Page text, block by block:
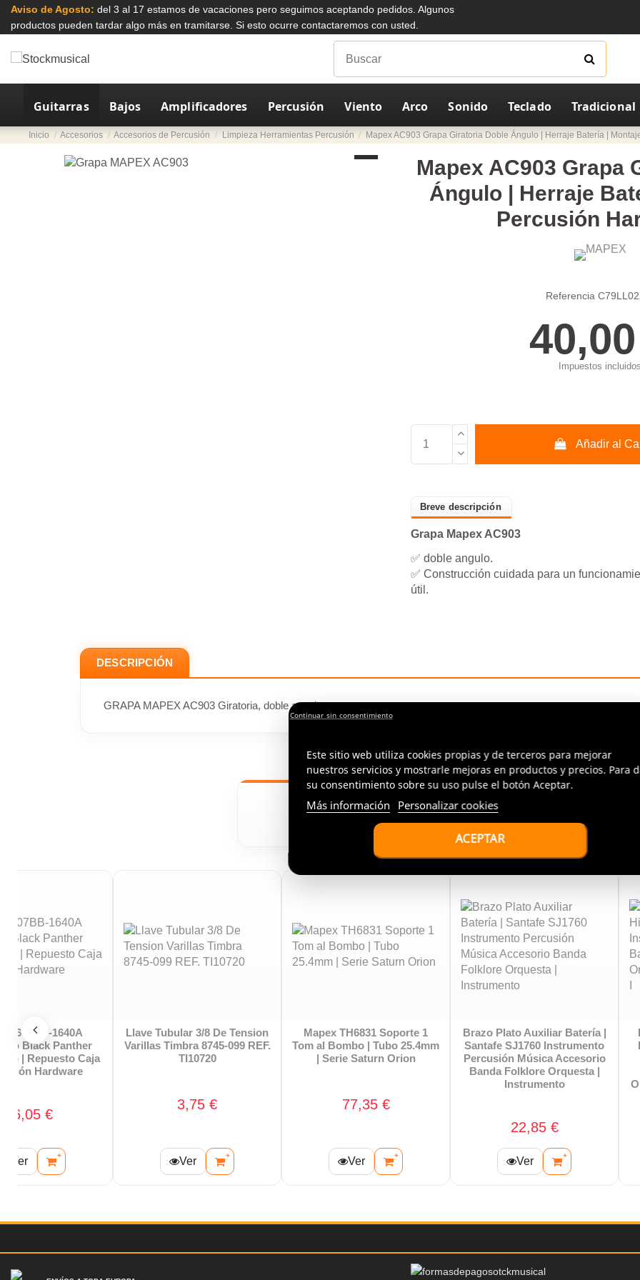
Aviso de Agosto: del 3 al 17 estamos de vacaciones pero seguimos aceptando pedidos. Algunos
productos pueden tardar algo más en tramitarse. Si esto ocurre contactaremos con usted.
Guitarras Bajos Amplificadores Percusión Viento Arco Sonido Teclado Tradicional
Inicio Accesorios Accesorios de Percusión Limpieza Herramientas Percusión Mapex AC903 Grapa Giratoria Doble Ángulo | Herraje Batería |
Mapex AC903 Grapa
Ángulo | Herraje
Percusión
Referencia
Impuestos
Añadir al
Grapa Mapex AC903
✅ doble angulo.
✅ Construcción cuidada para un
útil.
DESCRIPCIÓN
GRAPA MAPEX AC903 Giratoria, doble angulo
RECOMENDADO PARA TI
Productos Relacionados
Tubular 3/8 De Tension
Timbra 8745-099 REF.
TI10720
Ver
Mapex TH6831 Soporte 1
Tom al Bombo | Tubo 25.4mm
| Serie Saturn Orion
77,35 €
Ver
Brazo Plato Auxiliar Batería |
Santafe SJ1760 Instrumento
Percusión Música Accesorio
Ver
Bordonero 14" Custom 16
Hilos | Puresound SD0500
Instrumento Percusión
Batería Música Banda
Orquesta Accesorio Herraje
Ver
Este sitio web utiliza cookies propias y de terceros para mejorar
nuestros servicios y mostrarle mejoras en productos y precios. Para
su consentimiento sobre su uso pulse el botón Aceptar.
Más información Personalizar cookies